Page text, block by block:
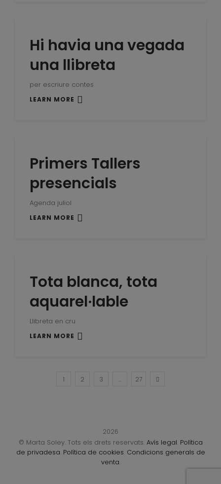
Hi havia una vegada
una llibreta
per escriure contes
LEARN MORE
Primers Tallers
presencials
Agenda juliol
LEARN MORE
Tota blanca, tota
aquarel·lable
Llibreta en cru
LEARN MORE
1 2 3 … 27
2026
© Marta Soley. Tots els drets reservats. Avís legal. Política
de privadesa. Política de cookies. Condicions generals de
venta.